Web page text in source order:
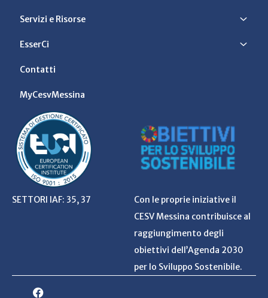
Servizi e Risorse
EsserCi
Contatti
MyCesvMessina
SETTORI IAF: 35, 37
Con le proprie iniziative il
CESV Messina contribuisce al
raggiungimento degli
obiettivi dell’Agenda 2030
per lo Sviluppo Sostenibile.